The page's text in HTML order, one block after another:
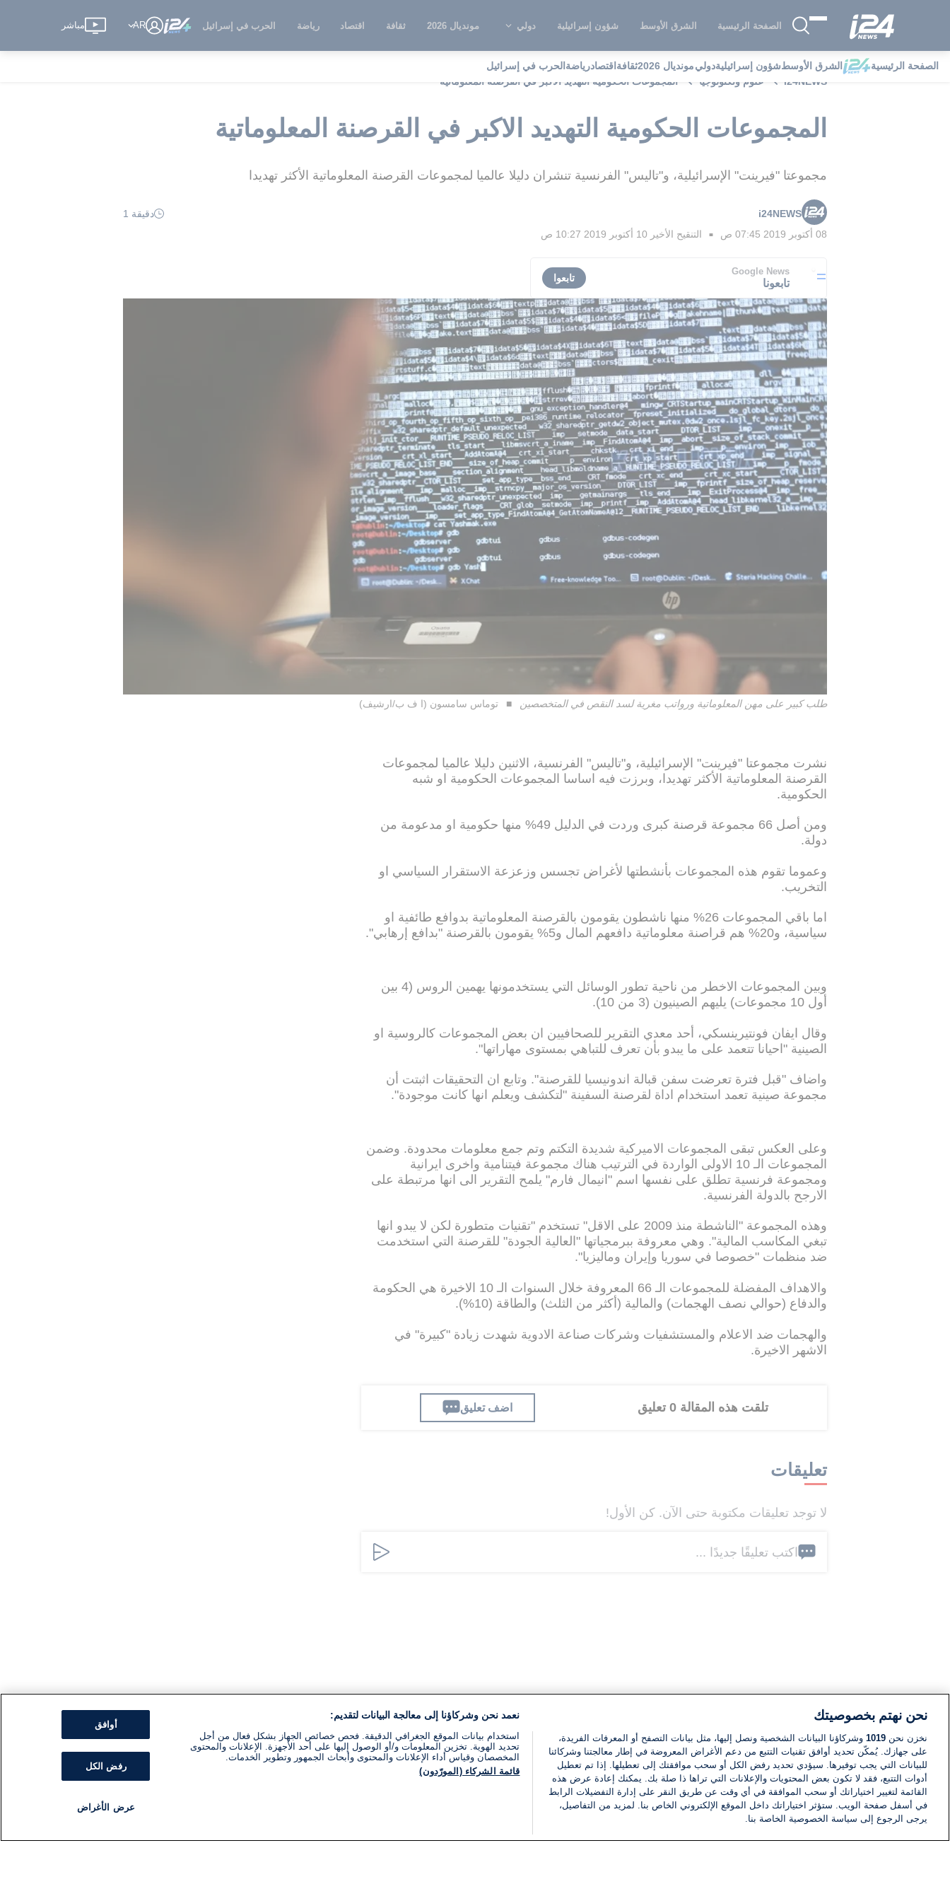
الصفحة الرئيسية الشرق الأوسط شؤون إسرائيلية دولي مونديال 2026 ثقافة اقتصاد رياضة الحرب في إسرائيل AR مباشر
الصفحة الرئيسية الشرق الأوسطشؤون إسرائيليةدوليمونديال 2026 ثقافة اقتصادرياضة الحرب في إسرائيل
i24NEWS
علوم وتكنولوجيا المجموعات الحكومية التهديد الاكبر في القرصنة المعلوماتية
المجموعات الحكومية التهديد الاكبر في القرصنة المعلوماتية
مجموعتا "فيرينت" الإسرائيلية، و"تاليس" الفرنسية تنشران دليلا عالميا لمجموعات القرصنة المعلوماتية الأكثر تهديدا
i24NEWS
دقيقة 1
08 أكتوبر 2019 07:45 ص
■ التنقيح الأخير 10 أكتوبر 2019 10:27 ص
Google News
تابعونا تابعوا
طلب كبير على مهن المعلوماتية ورواتب مغرية لسد النقص في المتخصصين توماس سامسون (ا ف ب/ارشيف)
نشرت مجموعتا "فيرينت" الإسرائيلية، و"تاليس" الفرنسية، الاثنين دليلا عالميا لمجموعات
القرصنة المعلوماتية الأكثر تهديدا، وبرزت فيه اساسا المجموعات الحكومية او شبه
الحكومية.
ومن أصل 66 مجموعة قرصنة كبرى وردت في الدليل 49% منها حكومية او مدعومة من
دولة.
وعموما تقوم هذه المجموعات بأنشطتها لأغراض تجسس وزعزعة الاستقرار السياسي او
التخريب.
اما باقي المجموعات 26% منها ناشطون يقومون بالقرصنة المعلوماتية بدوافع طائفية او
سياسية، و20% هم قراصنة معلوماتية دافعهم المال و5% يقومون بالقرصنة "بدافع إرهابي".
وبين المجموعات الاخطر من ناحية تطور الوسائل التي يستخدمونها يهمين الروس (4 بين
أول 10 مجموعات) يليهم الصينيون (3 من 10).
وقال ايفان فونتيرينسكي، أحد معدي التقرير للصحافيين ان بعض المجموعات كالروسية او
الصينية "احيانا تتعمد على ما يبدو بأن تعرف للتباهي بمستوى مهاراتها".
واضاف "قبل فترة تعرضت سفن قبالة اندونيسيا للقرصنة". وتابع ان التحقيقات اثبتت أن
مجموعة صينية تعمد استخدام اداة لقرصنة السفينة "لتكشف ويعلم انها كانت موجودة".
وعلى العكس تبقى المجموعات الاميركية شديدة التكتم وتم جمع معلومات محدودة. وضمن
المجموعات الـ 10 الاولى الواردة في الترتيب هناك مجموعة فيتنامية واخرى ايرانية
ومجموعة فرنسية تطلق على نفسها اسم "انيمال فارم" يلمح التقرير الى انها مرتبطة على
الارجح بالدولة الفرنسية.
وهذه المجموعة "الناشطة منذ 2009 على الاقل" تستخدم "تقنيات متطورة لكن لا يبدو انها
تبغي المكاسب المالية". وهي معروفة ببرمجياتها "العالية الجودة" للقرصنة التي استخدمت
ضد منظمات "خصوصا في سوريا وإيران وماليزيا".
والاهداف المفضلة للمجموعات الـ 66 المعروفة خلال السنوات الـ 10 الاخيرة هي الحكومة
والدفاع (حوالي نصف الهجمات) والمالية (أكثر من الثلث) والطاقة (10%).
والهجمات ضد الاعلام والمستشفيات وشركات صناعة الادوية شهدت زيادة "كبيرة" في
الاشهر الاخيرة.
تلقت هذه المقالة 0 تعليق اضف تعليق
تعليقات
لا توجد تعليقات مكتوبة حتى الآن. كن الأول!
اكتب تعليقًا جديدًا ...
نحن نهتم بخصوصيتك
نخزن نحن 1019 وشركاؤنا البيانات الشخصية ونصل إليها، مثل بيانات التصفح أو المعرفات الفريدة،
على جهازك. يُمكّن تحديد أوافق تقنيات التتبع من دعم الأغراض المعروضة في إطار معالجتنا وشركائنا
للبيانات التي يجب توفيرها. سيؤدي تحديد رفض الكل أو سحب موافقتك إلى تعطيلها. إذا تم تعطيل
أدوات التتبع، فقد لا تكون بعض المحتويات والإعلانات التي تراها ذا صلة بك. يمكنك إعادة عرض هذه
القائمة لتغيير اختياراتك أو سحب الموافقة في أي وقت عن طريق النقر على إدارة التفضيلات الرابط
في أسفل صفحة الويب. ستؤثر اختياراتك داخل الموقع الإلكتروني الخاص بنا. لمزيد من التفاصيل،
يرجى الرجوع إلى سياسة الخصوصية الخاصة بنا.
نعمد نحن وشركاؤنا إلى معالجة البيانات لتقديم:
استخدام بيانات الموقع الجغرافي الدقيقة. فحص خصائص الجهاز بشكل فعال من أجل
تحديد الهوية. تخزين المعلومات و/أو الوصول إليها على أحد الأجهزة. الإعلانات والمحتوى
المخصصان وقياس أداء الإعلانات والمحتوى وأبحاث الجمهور وتطوير الخدمات.
قائمة الشركاء (المورّدون)
أوافق
رفض الكل
عرض الأغراض